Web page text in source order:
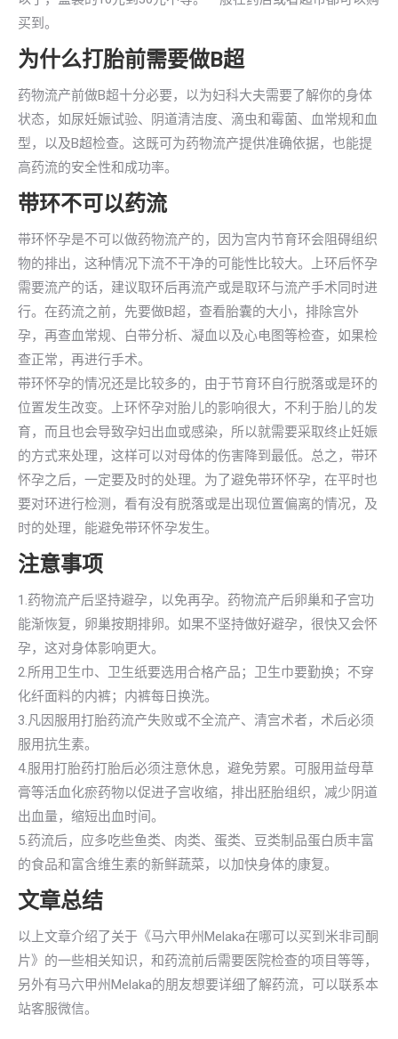
买到。
为什么打胎前需要做B超
药物流产前做B超十分必要，以为妇科大夫需要了解你的身体
状态，如尿妊娠试验、阴道清洁度、滴虫和霉菌、血常规和血
型，以及B超检查。这既可为药物流产提供准确依据，也能提
高药流的安全性和成功率。
带环不可以药流
带环怀孕是不可以做药物流产的，因为宫内节育环会阻碍组织
物的排出，这种情况下流不干净的可能性比较大。上环后怀孕
需要流产的话，建议取环后再流产或是取环与流产手术同时进
行。在药流之前，先要做B超，查看胎囊的大小，排除宫外
孕，再查血常规、白带分析、凝血以及心电图等检查，如果检
查正常，再进行手术。
带环怀孕的情况还是比较多的，由于节育环自行脱落或是环的
位置发生改变。上环怀孕对胎儿的影响很大，不利于胎儿的发
育，而且也会导致孕妇出血或感染，所以就需要采取终止妊娠
的方式来处理，这样可以对母体的伤害降到最低。总之，带环
怀孕之后，一定要及时的处理。为了避免带环怀孕，在平时也
要对环进行检测，看有没有脱落或是出现位置偏离的情况，及
时的处理，能避免带环怀孕发生。
注意事项
1.药物流产后坚持避孕，以免再孕。药物流产后卵巢和子宫功
能渐恢复，卵巢按期排卵。如果不坚持做好避孕，很快又会怀
孕，这对身体影响更大。
2.所用卫生巾、卫生纸要选用合格产品；卫生巾要勤换；不穿
化纤面料的内裤；内裤每日换洗。
3.凡因服用打胎药流产失败或不全流产、清宫术者，术后必须
服用抗生素。
4.服用打胎药打胎后必须注意休息，避免劳累。可服用益母草
膏等活血化瘀药物以促进子宫收缩，排出胚胎组织，减少阴道
出血量，缩短出血时间。
5.药流后，应多吃些鱼类、肉类、蛋类、豆类制品蛋白质丰富
的食品和富含维生素的新鲜蔬菜，以加快身体的康复。
文章总结
以上文章介绍了关于《马六甲州Melaka在哪可以买到米非司酮
片》的一些相关知识，和药流前后需要医院检查的项目等等，
另外有马六甲州Melaka的朋友想要详细了解药流，可以联系本
站客服微信。